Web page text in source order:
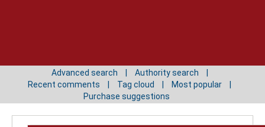
Advanced search
Authority search
Recent comments
Tag cloud
Most popular
Purchase suggestions